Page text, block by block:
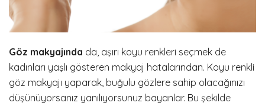
Göz makyajında da, aşırı koyu renkleri seçmek de
kadınları yaşlı gösteren makyaj hatalarından. Koyu renkli
göz makyajı yaparak, buğulu gözlere sahip olacağınızı
düşünüyorsanız yanılıyorsunuz bayanlar. Bu şekilde